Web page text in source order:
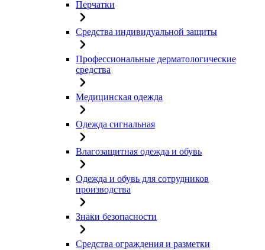
Перчатки
Средства индивидуальной защиты
Профессиональные дерматологические
средства
Медицинская одежда
Одежда сигнальная
Влагозащитная одежда и обувь
Одежда и обувь для сотрудников
производства
Знаки безопасности
Средства ограждения и разметки